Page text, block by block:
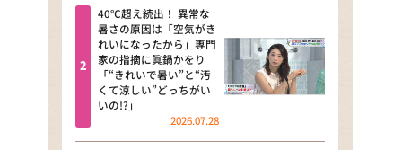
news おかえり
河合＆A.B.C-Z塚田×福井アナ
「なんでやねん！？」（news お
かえり）
DAIGOも台所 ～きょうの献立 何
40℃超え続出！ 異常な
暑さの原因は「空気がき
れいになったから」専門
家の指摘に眞鍋かをり
「“きれいで暑い”と“汚
くて涼しい”どっちがい
いの!?」
2026.07.28